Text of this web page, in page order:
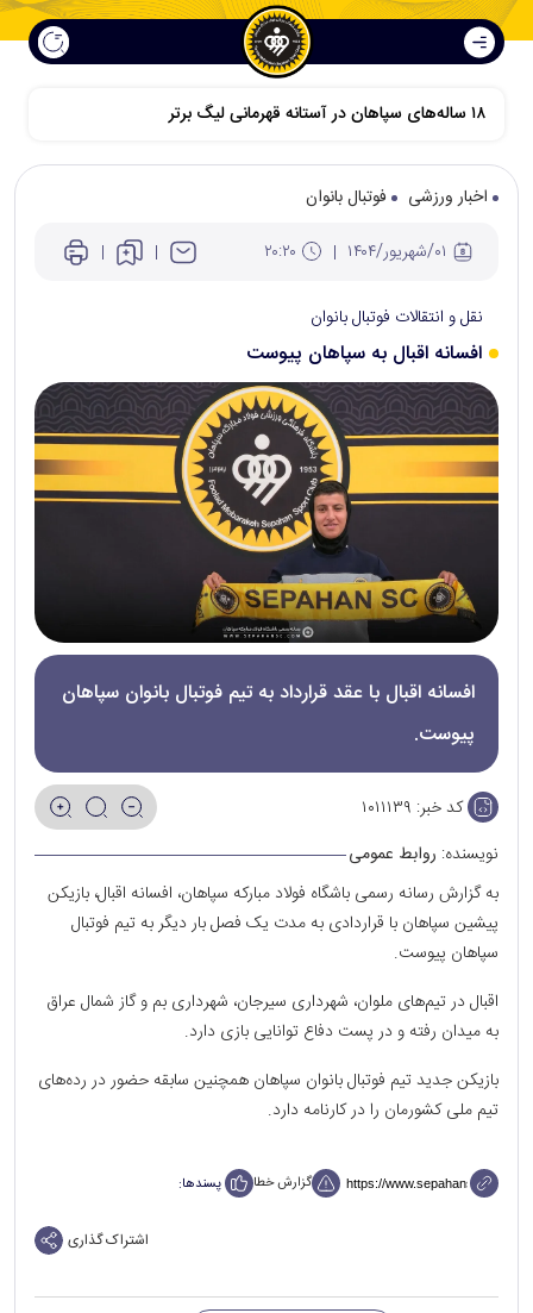
۱۸ ساله‌های سپاهان در آستانه قهرمانی لیگ برتر
اخبار ورزشی
فوتبال بانوان
نقل و انتقالات فوتبال بانوان
افسانه اقبال به سپاهان پیوست
افسانه اقبال با عقد قرارداد به تیم فوتبال بانوان سپاهان
پیوست.
کد خبر: ۱۰۱۱۱۳۹
نویسنده: روابط عمومی
به گزارش رسانه رسمی باشگاه فولاد مبارکه سپاهان، افسانه اقبال، بازیکن
پیشین سپاهان با قراردادی به مدت یک فصل بار دیگر به تیم فوتبال
سپاهان پیوست.
اقبال در تیم‌های ملوان، شهرداری سیرجان، شهرداری بم و گاز شمال عراق
به میدان رفته و در پست دفاع توانایی بازی دارد.
بازیکن جدید تیم فوتبال بانوان سپاهان همچنین سابقه حضور در رده‌های
تیم ملی کشورمان را در کارنامه دارد.
گزارش خطا پسندها:
اشتراک گذاری